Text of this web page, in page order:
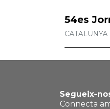
54es
CATALUNYA
Segueix-
Connecta